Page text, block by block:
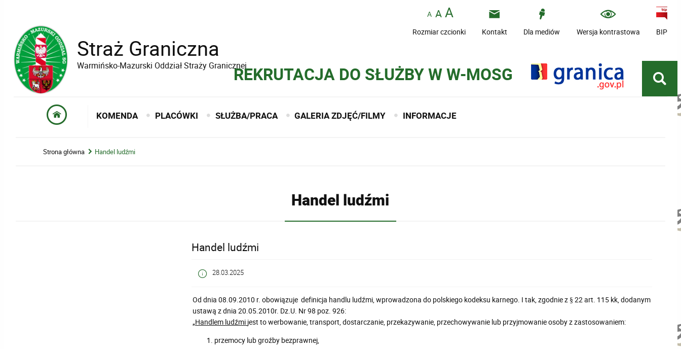
Straż Graniczna
Warmińsko-Mazurski Oddział Straży Granicznej
Rozmiar czcionki Kontakt Dla mediów Wersja kontrastowa BIP
REKRUTACJA DO SŁUŻBY W W-MOSG
KOMENDA PLACÓWKI SŁUŻBA/PRACA GALERIA ZDJĘĆ/FILMY INFORMACJE
Strona główna Handel ludźmi
Handel ludźmi
Handel ludźmi
28.03.2025
Od dnia 08.09.2010 r. obowiązuje definicja handlu ludźmi, wprowadzona do polskiego kodeksu karnego. I tak, zgodnie z § 22 art. 115 kk, dodanym
ustawą z dnia 20.05.2010r. Dz.U. Nr 98 poz. 926:
„Handlem ludźmi jest to werbowanie, transport, dostarczanie, przekazywanie, przechowywanie lub przyjmowanie osoby z zastosowaniem:
przemocy lub groźby bezprawnej,